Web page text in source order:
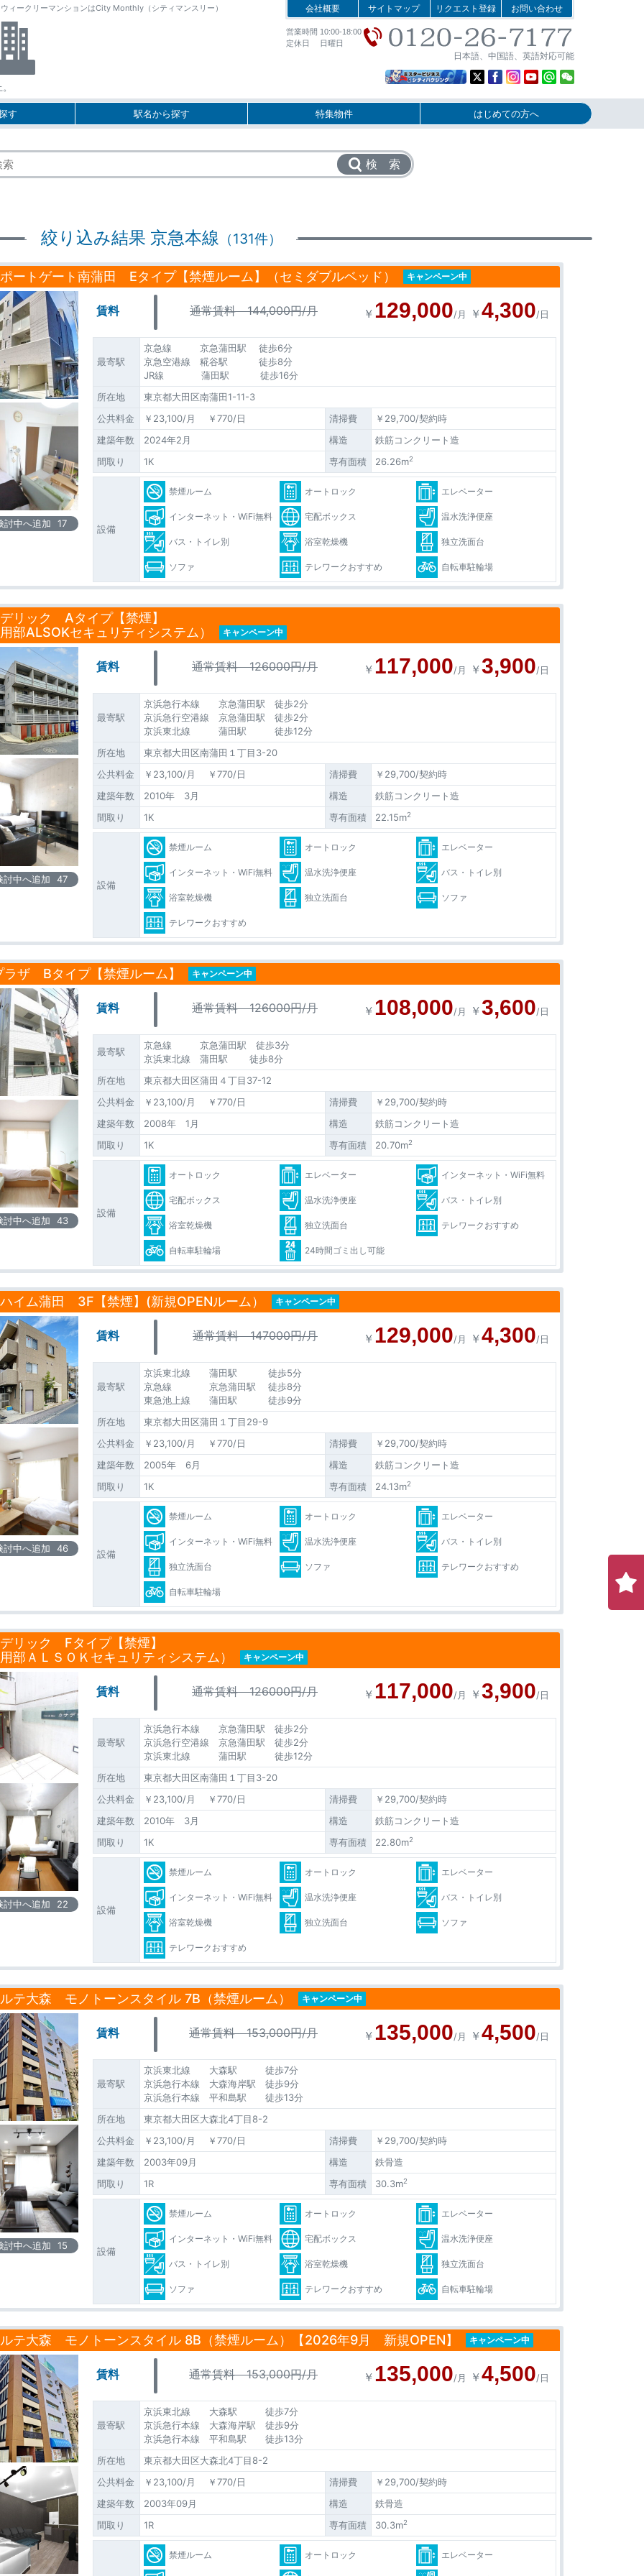
ィークリーマンションはCity Monthly（シティマンスリー） 会社概要 サイトマップ リクエスト登録 お問い合わせ
営業時間 10:00-18:00
定休日 日曜日
日本語、中国語、英語対応可能
す 駅名から探す 特集物件 はじめての方へ
検 索
絞り込み結果 京急本線 （131件）
ートゲート南蒲田 Eタイプ【禁煙ルーム】（セミダブルベッド） キャンペーン中
中へ追加 17
賃料 通常賃料 144,000円/月 ￥ 129,000/月 ￥4,300/日
最寄駅
京急線 京急蒲田駅 徒歩6分
京急空港線 糀谷駅 徒歩8分
JR線 蒲田駅 徒歩16分
所在地
東京都大田区南蒲田1-11-3
公共料金
￥23,100/月 ￥770/日 清掃費
￥29,700/契約時
建築年数
2024年2月 構造
鉄筋コンクリート造
間取り
1K 専有面積 26.26m2
設備
禁煙ルーム オートロック エレベーター
インターネット・WiFi無料 宅配ボックス 温水洗浄便座
バス・トイレ別 浴室乾燥機 独立洗面台
ソファ テレワークおすすめ 自転車駐輪場
リック Aタイプ【禁煙】
部ALSOKセキュリティシステム）
キャンペーン中
中へ追加 47
賃料 通常賃料 126000円/月 ￥ 117,000/月 ￥3,900/日
最寄駅
京浜急行本線 京急蒲田駅 徒歩2分
京浜急行空港線 京急蒲田駅 徒歩2分
京浜東北線 蒲田駅 徒歩12分
所在地
東京都大田区南蒲田１丁目3-20
公共料金
￥23,100/月 ￥770/日 清掃費
￥29,700/契約時
建築年数
2010年 3月 構造
鉄筋コンクリート造
間取り
1K 専有面積 22.15m2
設備
禁煙ルーム オートロック エレベーター
インターネット・WiFi無料 温水洗浄便座 バス・トイレ別
浴室乾燥機 独立洗面台 ソファ
テレワークおすすめ
ラザ Bタイプ【禁煙ルーム】 キャンペーン中
中へ追加 43
賃料 通常賃料 126000円/月 ￥ 108,000/月 ￥3,600/日
最寄駅
京急線 京急蒲田駅 徒歩3分
京浜東北線 蒲田駅 徒歩8分
所在地
東京都大田区蒲田４丁目37-12
公共料金
￥23,100/月 ￥770/日 清掃費
￥29,700/契約時
建築年数
2008年 1月 構造
鉄筋コンクリート造
間取り
1K 専有面積 20.70m2
設備
オートロック エレベーター インターネット・WiFi無料
宅配ボックス 温水洗浄便座 バス・トイレ別
浴室乾燥機 独立洗面台 テレワークおすすめ
自転車駐輪場 24時間ゴミ出し可能
イム蒲田 3F【禁煙】(新規OPENルーム） キャンペーン中
中へ追加 46
賃料 通常賃料 147000円/月 ￥ 129,000/月 ￥4,300/日
最寄駅
京浜東北線 蒲田駅 徒歩5分
京急線 京急蒲田駅 徒歩8分
東急池上線 蒲田駅 徒歩9分
所在地
東京都大田区蒲田１丁目29-9
公共料金
￥23,100/月 ￥770/日 清掃費
￥29,700/契約時
建築年数
2005年 6月 構造
鉄筋コンクリート造
間取り
1K 専有面積 24.13m2
設備
禁煙ルーム オートロック エレベーター
インターネット・WiFi無料 温水洗浄便座 バス・トイレ別
独立洗面台 ソファ テレワークおすすめ
自転車駐輪場
リック Fタイプ【禁煙】
部ＡＬＳＯＫセキュリティシステム）
キャンペーン中
中へ追加 22
賃料 通常賃料 126000円/月 ￥ 117,000/月 ￥3,900/日
最寄駅
京浜急行本線 京急蒲田駅 徒歩2分
京浜急行空港線 京急蒲田駅 徒歩2分
京浜東北線 蒲田駅 徒歩12分
所在地
東京都大田区南蒲田１丁目3-20
公共料金
￥23,100/月 ￥770/日 清掃費
￥29,700/契約時
建築年数
2010年 3月 構造
鉄筋コンクリート造
間取り
1K 専有面積 22.80m2
設備
禁煙ルーム オートロック エレベーター
インターネット・WiFi無料 温水洗浄便座 バス・トイレ別
浴室乾燥機 独立洗面台 ソファ
テレワークおすすめ
テ大森 モノトーンスタイル 7B（禁煙ルーム） キャンペーン中
中へ追加 15
賃料 通常賃料 153,000円/月 ￥ 135,000/月 ￥4,500/日
最寄駅
京浜東北線 大森駅 徒歩7分
京浜急行本線 大森海岸駅 徒歩9分
京浜急行本線 平和島駅 徒歩13分
所在地
東京都大田区大森北4丁目8-2
公共料金
￥23,100/月 ￥770/日 清掃費
￥29,700/契約時
建築年数
2003年09月 構造
鉄骨造
間取り
1R 専有面積 30.3m2
設備
禁煙ルーム オートロック エレベーター
インターネット・WiFi無料 宅配ボックス 温水洗浄便座
バス・トイレ別 浴室乾燥機 独立洗面台
ソファ テレワークおすすめ 自転車駐輪場
テ大森 モノトーンスタイル 8B（禁煙ルーム）【2026年9月 新規OPEN】 キャンペーン中
賃料 通常賃料 153,000円/月 ￥ 135,000/月 ￥4,500/日
最寄駅
京浜東北線 大森駅 徒歩7分
京浜急行本線 大森海岸駅 徒歩9分
京浜急行本線 平和島駅 徒歩13分
所在地
東京都大田区大森北4丁目8-2
公共料金
￥23,100/月 ￥770/日 清掃費
￥29,700/契約時
建築年数
2003年09月 構造
鉄骨造
間取り
1R 専有面積 30.3m2
禁煙ルーム オートロック エレベーター